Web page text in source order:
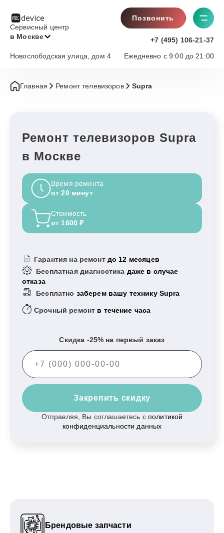
Сервисный центр
в Москве
Позвонить
+7 (495) 106-21-37
Ежедневно с 9:00 до 21:00
Новослободская улица, дом 4
Главная Ремонт телевизоров Supra
Ремонт телевизоров Supra
в Москве
Время ремонта
от 20 минут
Стоимость
от 1600 ₽
Гарантия на ремонт до 12 месяцев
Бесплатная диагностика даже в случае
отказа
Бесплатно заберем вашу технику Supra
Срочный ремонт в течение часа
Скидка -25% на первый заказ
Закрепить скидку
Отправляя, Вы соглашаетесь с политикой
конфиденциальности данных
Брендовые запчасти